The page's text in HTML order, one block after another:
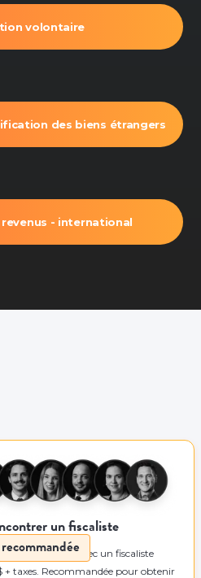
volontaire
des biens étrangers
- international
un fiscaliste
de 55 minutes avec un fiscaliste
+ taxes. Recommandée pour obtenir